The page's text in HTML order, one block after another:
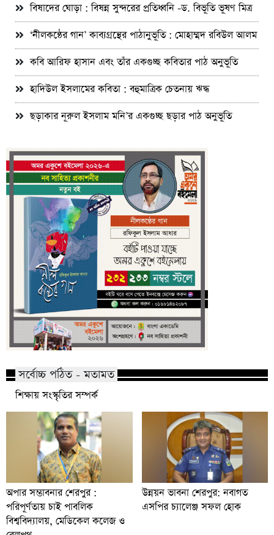
বিষাদের ঘোড়া : বিষন্ন সুন্দরের প্রতিধ্বনি -ড. বিভূতি ভূষণ মিত্র
‘নীলকন্ঠের গান’ কাব্যগ্রন্থের পাঠানুভূতি : মোহাম্মদ রবিউল আলম
কবি আরিফ হাসান এবং তাঁর একগুচ্ছ কবিতার পাঠ অনুভূতি
হাদিউল ইসলামের কবিতা : বহুমাত্রিক চেতনায় ঋদ্ধ
ছড়াকার নূরুল ইসলাম মনি’র একগুচ্ছ ছড়ার পাঠ অনুভূতি
সর্বোচ্চ পঠিত - মতামত
শিক্ষায় সংস্কৃতির সম্পর্ক
অপার সম্ভাবনার শেরপুর :
পরিপূর্ণতায় চাই পাবলিক
বিশ্ববিদ্যালয়, মেডিকেল কলেজ ও
উন্নয়ন ভাবনা শেরপুর: নবাগত
এসপির চ্যালেঞ্জ সফল হোক